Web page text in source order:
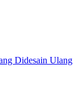
Didesain Ulang